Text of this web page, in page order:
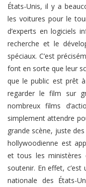
États-Unis, il y a
les voitures pour le
d’experts en logiciels
recherche et le
spéciaux. C’est
font en sorte que leur
que le public est prêt
regarder le film sur
nombreux films
simplement attendre
grande scène, juste
hollywoodienne est
et tous les ministères
soutenir. En effet,
nationale des États-